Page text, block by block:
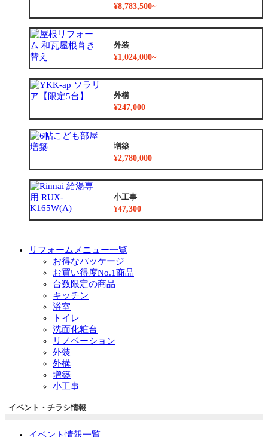
¥8,783,500~
外装
¥1,024,000~
外構
¥247,000
増築
¥2,780,000
小工事
¥47,300
リフォームメニュー一覧
お得なパッケージ
お買い得度No.1商品
台数限定の商品
キッチン
浴室
トイレ
洗面化粧台
リノベーション
外装
外構
増築
小工事
イベント・チラシ情報
イベント情報一覧